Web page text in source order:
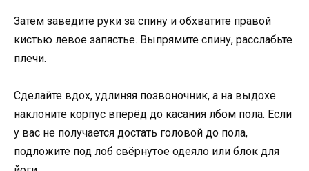
Затем заведите руки за спину и обхватите правой
кистью левое запястье. Выпрямите спину, расслабьте
плечи.
Сделайте вдох, удлиняя позвоночник, а на выдохе
наклоните корпус вперёд до касания лбом пола. Если
у вас не получается достать головой до пола,
подложите под лоб свёрнутое одеяло или блок для